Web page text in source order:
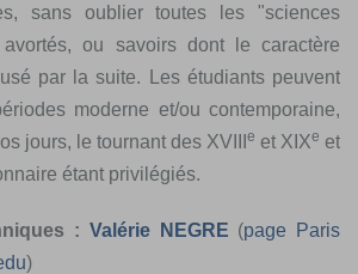
sans oublier toutes les "sciences
ou savoirs dont le caractère
par la suite. Les étudiants peuvent
moderne et/ou contemporaine,
jours, le tournant des XVIII
e et XIXe et
étant privilégiés.
: Valérie NEGRE (page Paris
)